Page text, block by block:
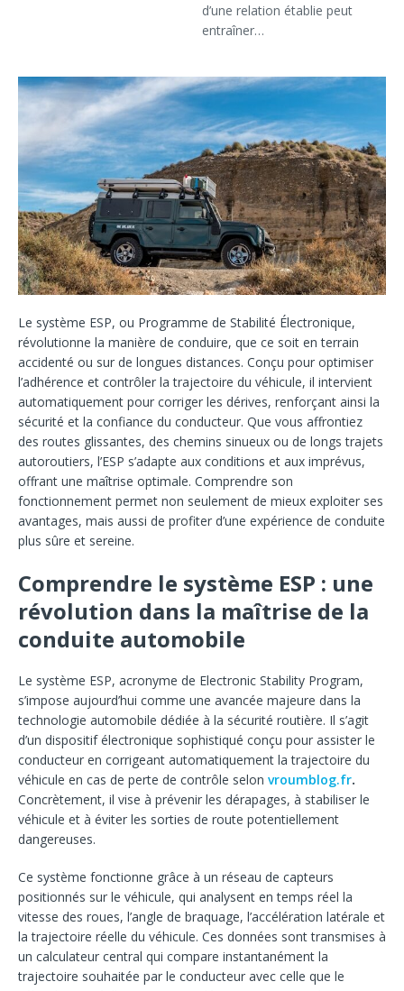
d’une relation établie peut
entraîner…
Le système ESP, ou Programme de Stabilité Électronique,
révolutionne la manière de conduire, que ce soit en terrain
accidenté ou sur de longues distances. Conçu pour optimiser
l’adhérence et contrôler la trajectoire du véhicule, il intervient
automatiquement pour corriger les dérives, renforçant ainsi la
sécurité et la confiance du conducteur. Que vous affrontiez
des routes glissantes, des chemins sinueux ou de longs trajets
autoroutiers, l’ESP s’adapte aux conditions et aux imprévus,
offrant une maîtrise optimale. Comprendre son
fonctionnement permet non seulement de mieux exploiter ses
avantages, mais aussi de profiter d’une expérience de conduite
plus sûre et sereine.
Comprendre le système ESP : une
révolution dans la maîtrise de la
conduite automobile
Le système ESP, acronyme de Electronic Stability Program,
s’impose aujourd’hui comme une avancée majeure dans la
technologie automobile dédiée à la sécurité routière. Il s’agit
d’un dispositif électronique sophistiqué conçu pour assister le
conducteur en corrigeant automatiquement la trajectoire du
véhicule en cas de perte de contrôle selon vroumblog.fr.
Concrètement, il vise à prévenir les dérapages, à stabiliser le
véhicule et à éviter les sorties de route potentiellement
dangereuses.
Ce système fonctionne grâce à un réseau de capteurs
positionnés sur le véhicule, qui analysent en temps réel la
vitesse des roues, l’angle de braquage, l’accélération latérale et
la trajectoire réelle du véhicule. Ces données sont transmises à
un calculateur central qui compare instantanément la
trajectoire souhaitée par le conducteur avec celle que le